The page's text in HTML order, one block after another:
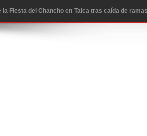
Fiesta del Chancho en Talca tras caída de
el inicio de la Fiesta del Chancho 2026
medidas y consulta oportuna
de Oro
desarrollará jornada de vacunación contra la